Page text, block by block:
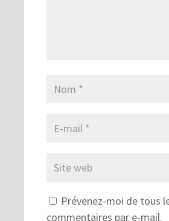
Prévenez-moi de tous
commentaires par e-mail.